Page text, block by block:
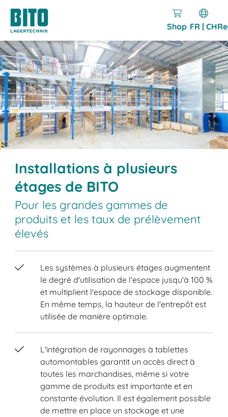
Shop FR | CH
Installations à plusieurs
étages de BITO
Pour les grandes gammes de
produits et les taux de prélèvement
élevés
Les systèmes à plusieurs étages augmentent
le degré d'utilisation de l'espace jusqu'à 100 %
et multiplient l'espace de stockage disponible.
En même temps, la hauteur de l'entrepôt est
utilisée de manière optimale.
L'intégration de rayonnages à tablettes
automontables garantit un accès direct à
toutes les marchandises, même si votre
gamme de produits est importante et en
constante évolution. Il est également possible
de mettre en place un stockage et une